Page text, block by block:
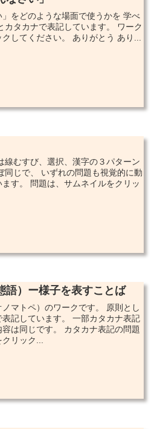
」をどのような場面で使うかを 学べ
カタカナで表記しています。 ワーク
してください。 ありがとう あり...
線むすび、選択、漢字の３パターン
同じで、 いずれの問題も視覚的に動
す。 問題は、サムネイルをクリッ
語）ー様子を表すことば
マトペ）のワークです。 原則とし
記しています。 一部カタカナ表記
は同じです。 カタカナ表記の問題
リック...